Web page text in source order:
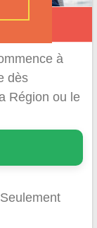
à
dès
Région ou le